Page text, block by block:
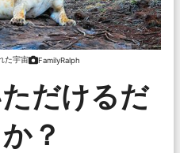
た宇宙 FamilyRalph
だけるだ
？